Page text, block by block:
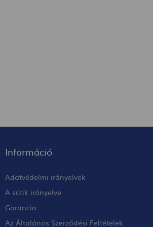
Információ
Adatvédelmi irányelvek
A sütik irányelve
Garancia
Az Általános Szerződési Feltételek